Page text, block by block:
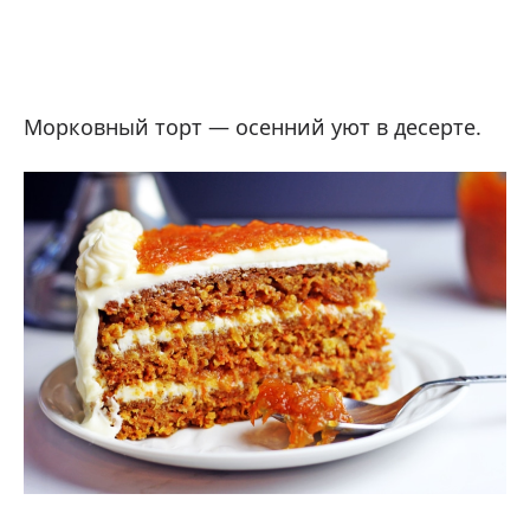
Морковный торт — осенний уют в десерте.